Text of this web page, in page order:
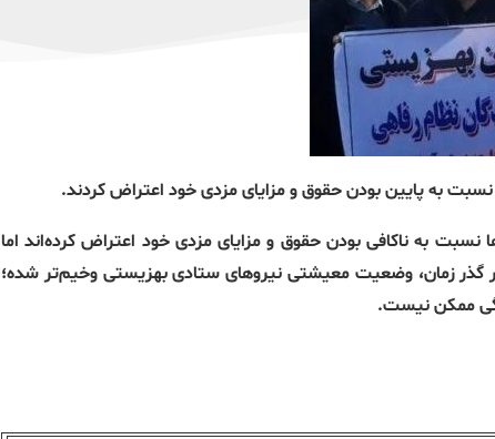
به ناکافی بودن حقوق و مزایای مزدی خود اعتراض کرده‌اند اما
گذر زمان، وضعیت معیشتی نیروهای ستادی بهزیستی وخیم‌تر شده؛
ممکن نیست.